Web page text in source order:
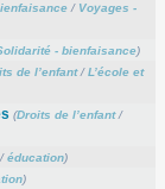
/ Voyages -
- bienfaisance)
de l’enfant/L’école et
(Droits de l’enfant/
éducation)
)